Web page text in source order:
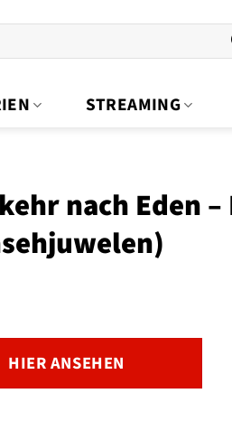
STREAMING
nach Eden
HIER ANSEHEN